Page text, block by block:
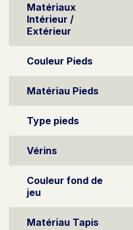
Matériaux
Intérieur /
Extérieur
Couleur Pieds
Matériau Pieds
Type pieds
Vérins
Couleur fond de
jeu
Matériau Tapis